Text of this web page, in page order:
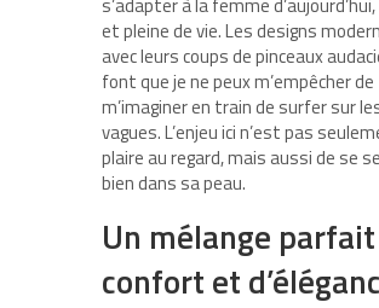
s’adapter à la femme
et pleine de vie. Les designs
avec leurs coups de pinceaux
font que je ne peux m’empêcher de
m’imaginer en train de surfer sur
vagues. L’enjeu ici n’est pas
plaire au regard, mais aussi de se
bien dans sa peau.
Un mélange
confort et